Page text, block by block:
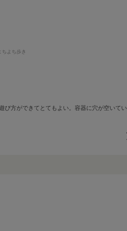
ちよち歩き
び方ができてとてもよい。容器に穴が空いて